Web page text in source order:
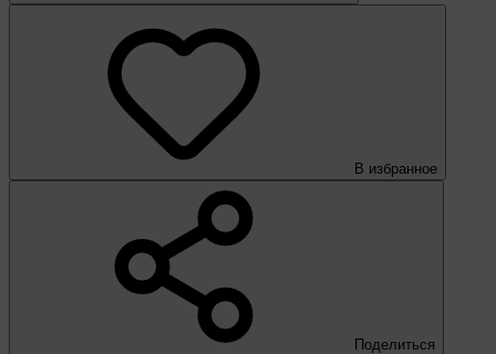
В избранное
Поделиться